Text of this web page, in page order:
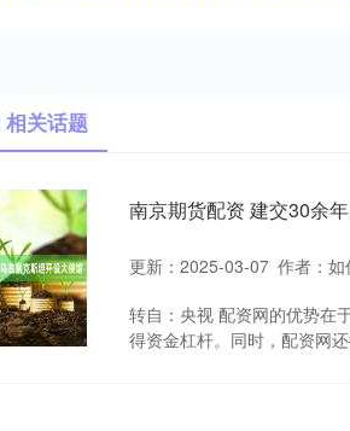
关话题
南京期货配资 建交30余
更新：2025-03-07 作者：
转自：央视 配资网的优势在
得资金杠杆。同时，配资网